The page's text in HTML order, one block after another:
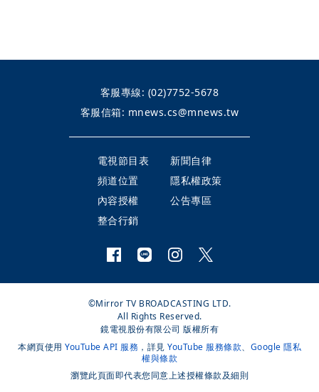
客服專線: (02)7752-5678
客服信箱: mnews.cs@mnews.tw
電視節目表
新聞自律
頻道位置
隱私權政策
內容授權
公告專區
整合行銷
©Mirror TV BROADCASTING LTD.
All Rights Reserved.
鏡電視股份有限公司 版權所有
本網頁使用 YouTube API 服務 ，詳見 YouTube 服務條款、 Google 隱私
權與條款
瀏覽此頁面即代表您同意上述授權條款及細則